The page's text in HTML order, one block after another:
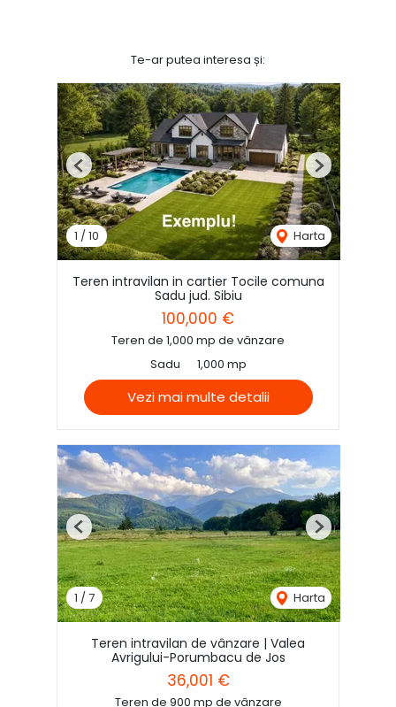
Te-ar putea interesa și:
1 / 10 Harta
Previous Next
Teren intravilan in cartier Tocile comuna
Sadu jud. Sibiu
100,000 €
Teren de 1,000 mp de vânzare
Sadu
1,000 mp
Vezi mai multe detalii
1 /7 Harta
Previous Next
Teren intravilan de vânzare | Valea
Avrigului-Porumbacu de Jos
36,001 €
Teren de 900 mp de vânzare